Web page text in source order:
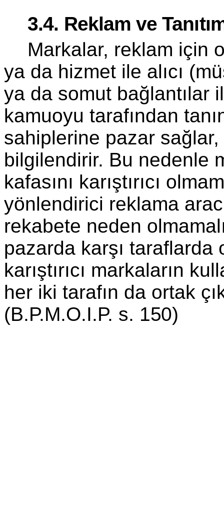
3.4. Reklam ve
Markalar, reklam için
ya da hizmet ile alıcı
ya da somut bağlantılar
kamuoyu tarafından
sahiplerine pazar
bil­gilendirir. Bu nedenle
kafasını karıştırıcı
yönlendirici reklama
rekabete neden
pazarda karşı taraflarda
karıştırıcı markaların
her iki tarafın da ortak
(B.P.M.O.I.P. s. 150)